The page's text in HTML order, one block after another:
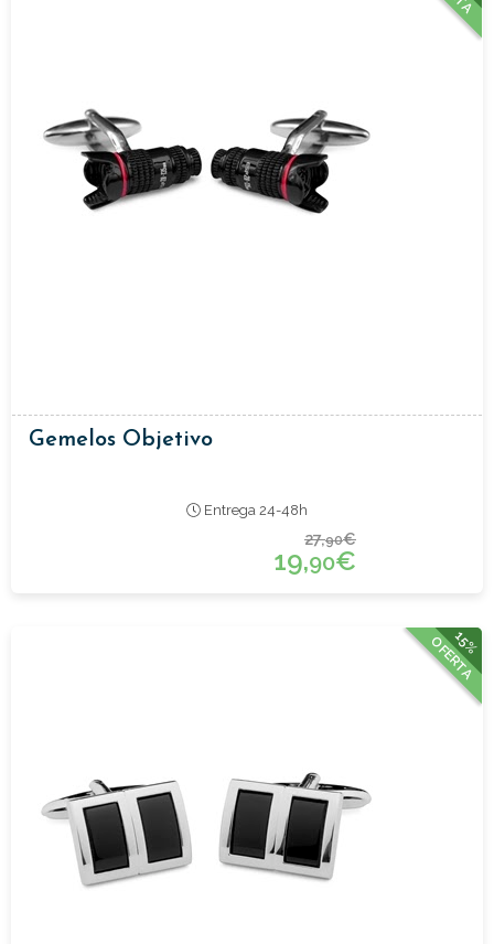
Gemelos Objetivo
Entrega 24-48h
27,90€
19,90€
15%
OFERTA